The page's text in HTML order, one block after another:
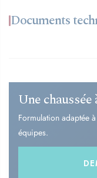
Documents
Une
Formulation adaptée
équipes.